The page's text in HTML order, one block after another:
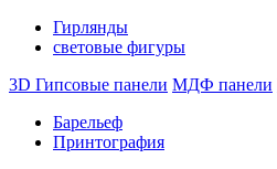
Гирлянды
световые фигуры
3D Гипсовые панели МДФ панели
Барельеф
Принтография